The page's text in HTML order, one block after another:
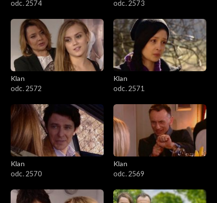
odc. 2574 odc. 2573
Klan
odc. 2572
Klan
odc. 2571
Klan
odc. 2570
Klan
odc. 2569